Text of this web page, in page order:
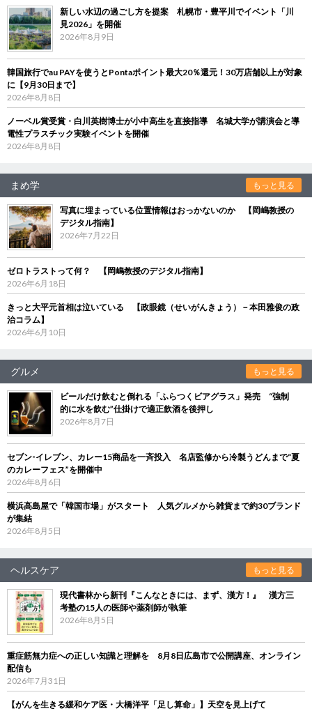
新しい水辺の過ごし方を提案 札幌市・豊平川でイベント「川
見2026」を開催
2026年8月9日
韓国旅行でau PAYを使うとPontaポイント最大20％還元！30万店舗以上が対象
に【9月30日まで】
2026年8月8日
ノーベル賞受賞・白川英樹博士が小中高生を直接指導 名城大学が講演会と導
電性プラスチック実験イベントを開催
2026年8月8日
まめ学 もっと見る
写真に埋まっている位置情報はおっかないのか 【岡嶋教授の
デジタル指南】
2026年7月22日
ゼロトラストって何？ 【岡嶋教授のデジタル指南】
2026年6月18日
きっと大平元首相は泣いている 【政眼鏡（せいがんきょう）－本田雅俊の政
治コラム】
2026年6月10日
グルメ もっと見る
ビールだけ飲むと倒れる「ふらつくビアグラス」発売 “強制
的に水を飲む”仕掛けで適正飲酒を後押し
2026年8月7日
セブン‐イレブン、カレー15商品を一斉投入 名店監修から冷製うどんまで“夏
のカレーフェス”を開催中
2026年8月6日
横浜高島屋で「韓国市場」がスタート 人気グルメから雑貨まで約30ブランド
が集結
2026年8月5日
ヘルスケア もっと見る
現代書林から新刊『こんなときには、まず、漢方！』 漢方三
考塾の15人の医師や薬剤師が執筆
2026年8月5日
重症筋無力症への正しい知識と理解を 8月8日広島市で公開講座、オンライン
配信も
2026年7月31日
【がんを生きる緩和ケア医・大橋洋平「足し算命」】天空を見上げて